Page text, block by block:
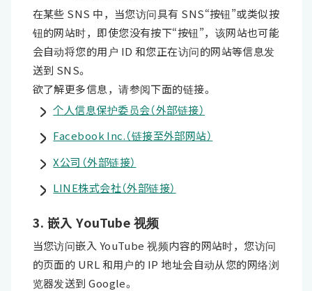
在某些 SNS 中，当您访问具有 SNS“按钮”或类似按
钮的网站时，即使您没有按下“按钮”，该网站也可能
会自动将您的用户 ID 和您正在访问的网站等信息发
送到 SNS。
欲了解更多信息，请参阅下面的链接。
个人信息保护委员会（外部链接）
Facebook Inc.（链接至外部网站）
X公司（外部链接）
LINE株式会社（外部链接）
3. 嵌入 YouTube 视频
当您访问嵌入 YouTube 视频内容的网站时，您访问
的页面的 URL 和用户的 IP 地址会自动从您的网络浏
览器发送到 Google。